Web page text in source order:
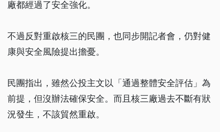
廠都經過了安全強化。
不過反對重啟核三的民團，也同步開記者會，仍對健
康與安全風險提出擔憂。
民團指出，雖然公投主文以「通過整體安全評估」為
前提，但沒辦法確保安全。而且核三廠過去不斷有狀
況發生，不該貿然重啟。